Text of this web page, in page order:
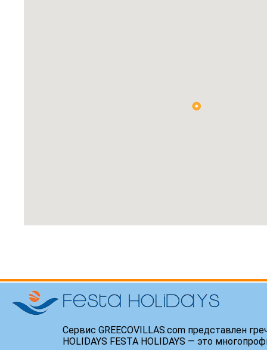
Сервис GREECOVILLAS.com представлен
HOLIDAYS FESTA HOLIDAYS — это